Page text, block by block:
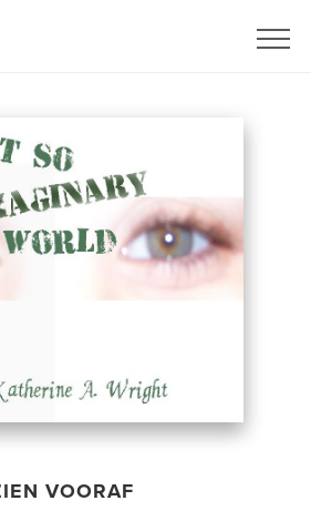
VOORAF